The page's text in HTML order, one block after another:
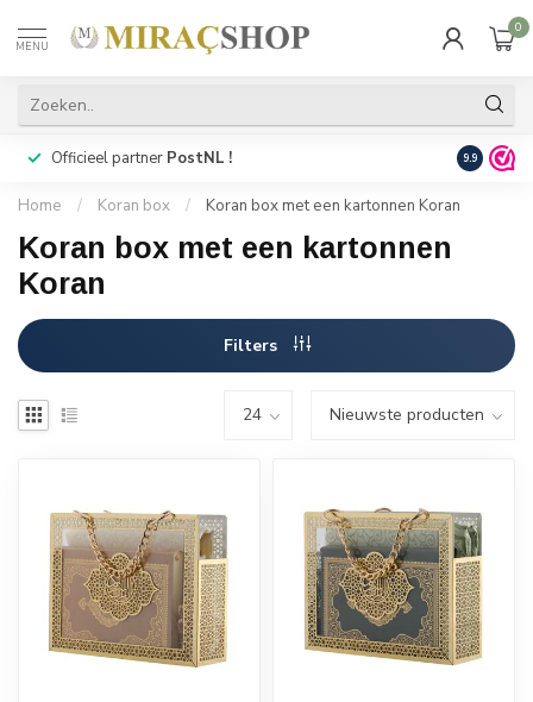
MENU
0
Officieel partner PostNL ! Snelle
9.9
Home / Koran box / Koran box met een kartonnen Koran
Koran box met een kartonnen
Koran
Filters